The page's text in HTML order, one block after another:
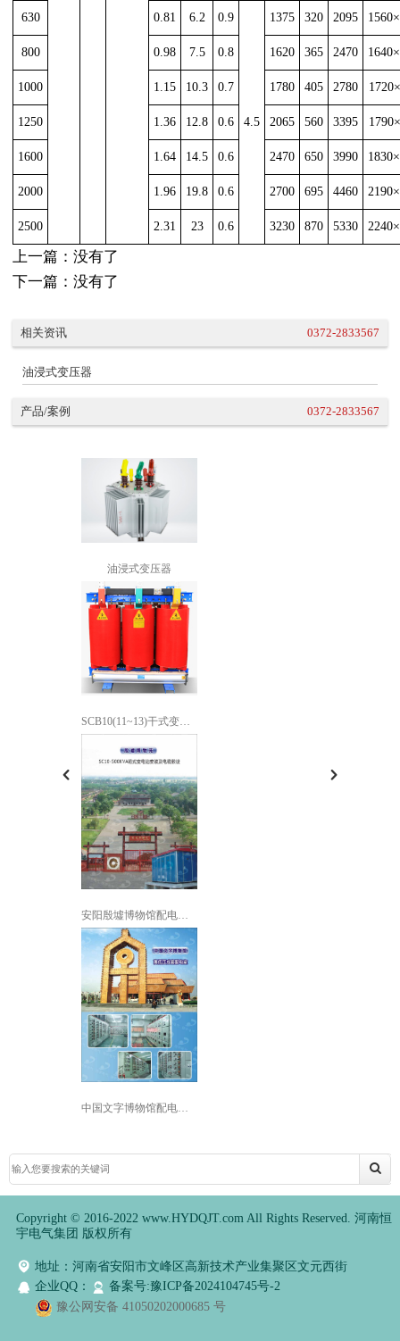
630 0.81 6.2 0.9
4.5
1375 320 2095
800 0.98 7.5 0.8 1620 365 2470
1000 1.15 10.3 0.7 1780 405 2780
1250 1.36 12.8 0.6 2065 560 3395
1600 1.64 14.5 0.6 2470 650 3990
2000 1.96 19.8 0.6 2700 695 4460
2500 2.31 23 0.6 3230 870 5330
上一篇： 没有了
下一篇： 没有了
相关资讯 0372-2833567
油浸式变压器
产品/案例 0372-2833567
油浸式变压器
SCB10(11~13)干式变压器
安阳殷墟博物馆配电工程
中国文字博物馆配电工程
Copyright © 2016-2022 www.HYDQJT.com All Rights Reserved. 河南恒
宇电气集团 版权所有
地址：河南省安阳市文峰区高新技术产业集聚区文元西街
企业QQ：
备案号:豫ICP备2024104745号-2
豫公网安备 41050202000685 号